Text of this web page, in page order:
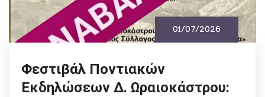
01/07/2026
Φεστιβάλ Ποντιακών
Εκδηλώσεων Δ. Ωραιοκάστρου: